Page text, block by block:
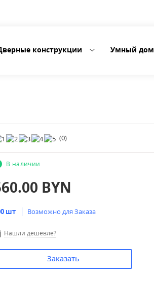
конструкции Умный дом
(0)
В наличии
BYN
шт Возможно для Заказа
Нашли дешевле?
Заказать